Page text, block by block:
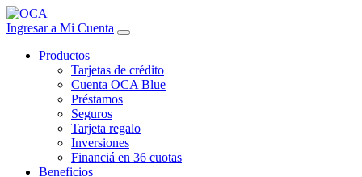
Ingresar a Mi Cuenta
Productos
Tarjetas de crédito
Cuenta OCA Blue
Préstamos
Seguros
Tarjeta regalo
Inversiones
Financiá en 36 cuotas
Beneficios